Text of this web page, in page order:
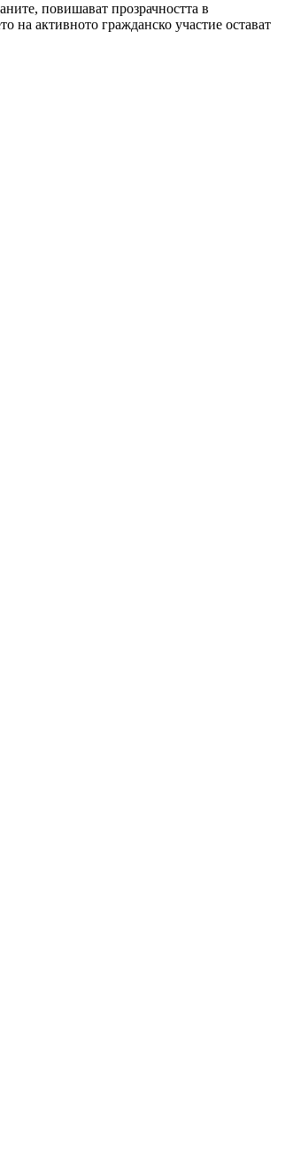
повишават прозрачността в
на активното гражданско участие остават